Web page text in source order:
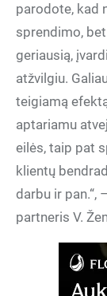
parodote, kad
sprendimo,
geriausią,
atžvilgiu.
teigiamą
aptariamu
eilės, taip pat
klientų
darbu ir pan.“,
partneris V.